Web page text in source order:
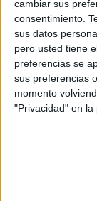
cambiar sus
consentimiento.
sus datos
pero usted tiene
preferencias se
sus preferencias
momento
"Privacidad" en
En esta
ubicación: la
Plaza Víctimas
El
educativas y